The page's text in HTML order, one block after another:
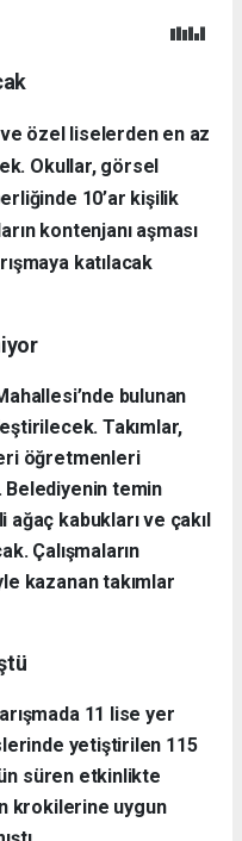
özel liselerden en az
Okullar, görsel
10’ar kişilik
kontenjanı aşması
katılacak
bulunan
Takımlar,
öğretmenleri
Belediyenin temin
kabukları ve çakıl
Çalışmaların
kazanan takımlar
11 lise yer
yetiştirilen 115
süren etkinlikte
krokilerine uygun